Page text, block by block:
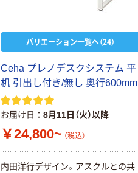
バリエーション一覧へ（24）
Ceha プレノデスクシステム 平
机 引出し付き/無し 奥行600mm
お届け日 8月11日（火）以降
￥24,800~ （税込）
内田洋行デザイン。アスクルとの共